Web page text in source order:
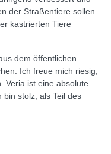
der Straßentiere sollen
kastrierten Tiere
dem öffentlichen
Ich freue mich riesig,
Veria ist eine absolute
bin stolz, als Teil des